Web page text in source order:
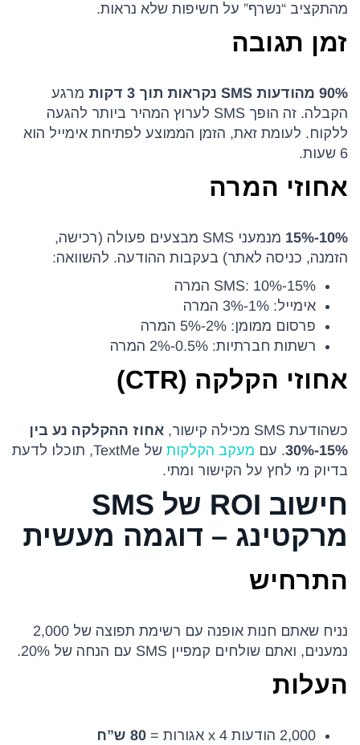
מהתקציב “נשרף” על חשיפות שלא נראות.
זמן תגובה
90% מהודעות SMS נקראות תוך 3 דקות
מרגע
הקבלה. זה הופך SMS לערוץ המהיר ביותר להגעה
ללקוח. לעומת זאת, הזמן הממוצע לפתיחת אימייל הוא
6 שעות.
אחוזי המרה
10%-15%
מנמעני SMS מבצעים פעולה (רכישה,
הזמנה, כניסה לאתר) בעקבות ההודעה. להשוואה:
SMS: 10%-15% המרה
אימייל: 1%-3% המרה
פרסום ממומן: 2%-5% המרה
רשתות חברתיות: 0.5%-2% המרה
אחוזי הקלקה (CTR)
כשהודעת SMS מכילה קישור,
אחוז ההקלקה נע בין
15%-30%
. עם מעקב הקלקות
של TextMe, תוכלו לדעת
בדיוק מי לחץ על הקישור ומתי.
חישוב ROI של SMS
מרקטינג – דוגמה מעשית
התרחיש
נניח שאתם חנות אופנה עם רשימת תפוצה של 2,000
נמענים, ואתם שולחים קמפיין SMS עם הנחה של 20%.
העלות
2,000 הודעות x 4 אגורות =
80 ש”ח